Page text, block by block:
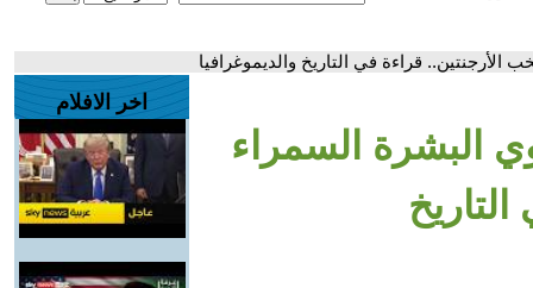
قراءة في التاريخ والديموغرافيا
البشرة السمراء
اخر الافلام